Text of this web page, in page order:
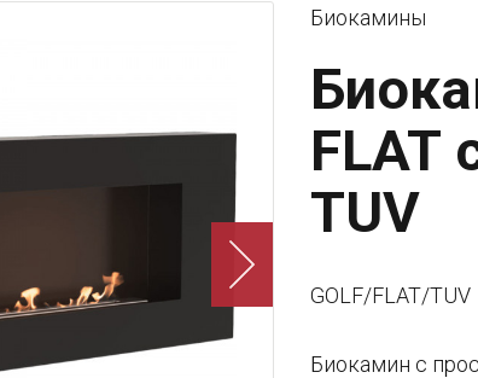
Биокамины
FLAT
TUV
GOLF/FLAT/TUV
Биокамин с